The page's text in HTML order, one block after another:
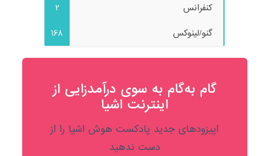
کنفرانس
2
گنو/لینوکس
168
گام به‌گام به‌ سوی درآمدزایی از
اینترنت اشیا
اپیزودهای جدید پادکست هوش اشیا را از
دست ندهید